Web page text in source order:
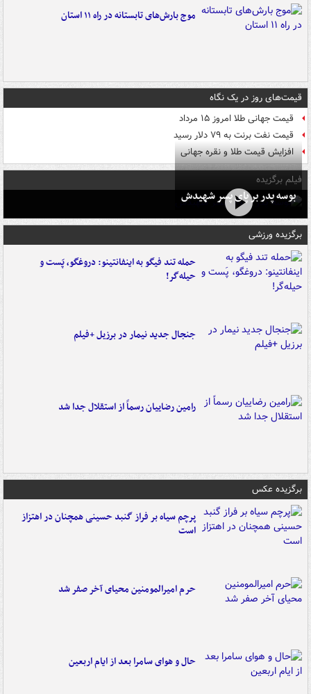
موج بارش‌های تابستانه در راه ۱۱ استان
قیمت‌های روز در یک نگاه
قیمت جهانی طلا امروز ۱۵ مرداد
قیمت نفت برنت به ۷۹ دلار رسید
افزایش قیمت طلا و نقره جهانی
فیلم برگزیده
بوسه‌ پدر بر پای پسر شهیدش
برگزیده ورزشی
حمله تند فیگو به اینفانتینو: دروغگو، پَست‌ و
حیله‌گر!
جنجال جدید نیمار در برزیل +فیلم
رامین رضاییان رسماً از استقلال جدا شد
برگزیده عکس
پرچم سیاه بر فراز گنبد حسینی همچنان در اهتزاز
است
حرم امیرالمومنین محیای آخر صفر شد
حال و هوای سامرا بعد از ایام اربعین